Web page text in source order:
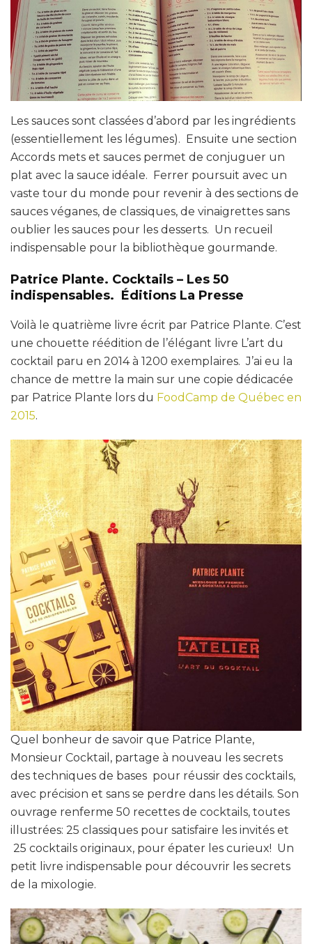
Les sauces sont classées d’abord par les ingrédients
(essentiellement les légumes). Ensuite une section
Accords mets et sauces permet de conjuguer un
plat avec la sauce idéale. Ferrer poursuit avec un
vaste tour du monde pour revenir à des sections de
sauces véganes, de classiques, de vinaigrettes sans
oublier les sauces pour les desserts. Un recueil
indispensable pour la bibliothèque gourmande.
Patrice Plante. Cocktails – Les 50
indispensables. Éditions La Presse
Voilà le quatrième livre écrit par Patrice Plante. C’est
une chouette réédition de l’élégant livre L’art du
cocktail paru en 2014 à 1200 exemplaires. J’ai eu la
chance de mettre la main sur une copie dédicacée
par Patrice Plante lors du FoodCamp de Québec en
2015.
Quel bonheur de savoir que Patrice Plante,
Monsieur Cocktail, partage à nouveau les secrets
des techniques de bases pour réussir des cocktails,
avec précision et sans se perdre dans les détails. Son
ouvrage renferme 50 recettes de cocktails, toutes
illustrées: 25 classiques pour satisfaire les invités et
25 cocktails originaux, pour épater les curieux! Un
petit livre indispensable pour découvrir les secrets
de la mixologie.